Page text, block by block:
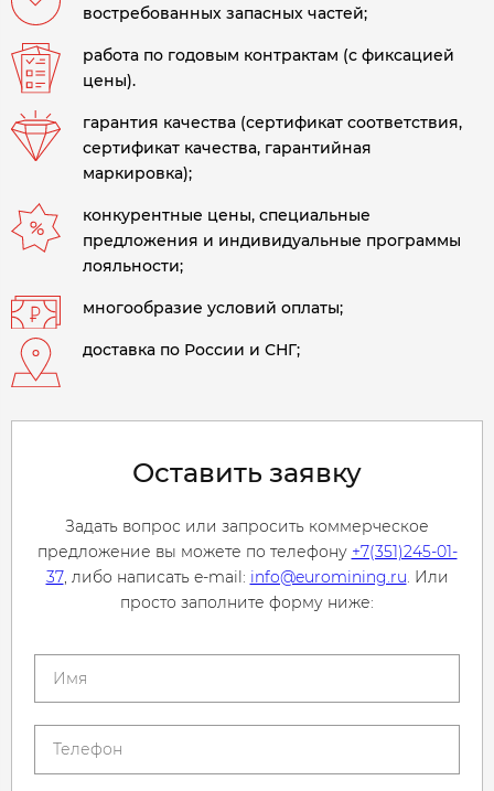
востребованных запасных частей;
работа по годовым контрактам (с фиксацией
цены).
гарантия качества (сертификат соответствия,
сертификат качества, гарантийная
маркировка);
конкурентные цены, специальные
предложения и индивидуальные программы
лояльности;
многообразие условий оплаты;
доставка по России и СНГ;
Оставить заявку
Задать вопрос или запросить коммерческое
предложение вы можете по телефону +7(351)245-01-
37, либо написать e-mail: info@euromining.ru. Или
просто заполните форму ниже: